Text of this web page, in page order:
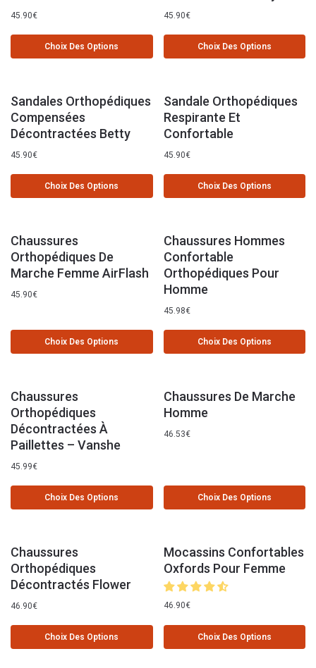
45.90€
Choix Des Options
45.90€
Choix Des Options
Sandales Orthopédiques
Compensées
Décontractées Betty
45.90€
Choix Des Options
Sandale Orthopédiques
Respirante Et
Confortable
45.90€
Choix Des Options
Chaussures
Orthopédiques De
Marche Femme AirFlash
45.90€
Choix Des Options
Chaussures Hommes
Confortable
Orthopédiques Pour
Homme
45.98€
Choix Des Options
Chaussures
Orthopédiques
Décontractées À
Paillettes – Vanshe
45.99€
Choix Des Options
Chaussures De Marche
Homme
46.53€
Choix Des Options
Chaussures
Orthopédiques
Décontractés Flower
46.90€
Choix Des Options
Mocassins Confortables
Oxfords Pour Femme
46.90€
Choix Des Options